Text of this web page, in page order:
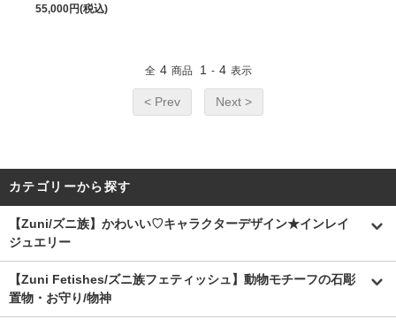
55,000円(税込)
全 4 商品 1 - 4 表示
< Prev Next >
カテゴリーから探す
【Zuni/ズニ族】かわいい♡キャラクターデザイン★インレイ
ジュエリー
【Zuni Fetishes/ズニ族フェティッシュ】動物モチーフの石彫
置物・お守り/物神